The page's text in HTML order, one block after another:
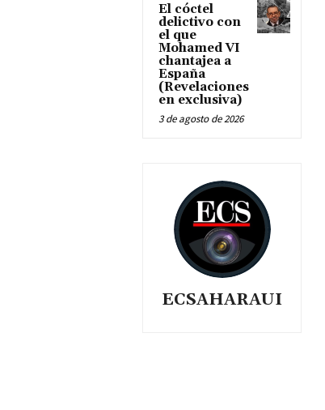
El cóctel
delictivo con
el que
Mohamed VI
chantajea a
España
(Revelaciones
en exclusiva)
3 de agosto de 2026
ECSAHARAUI